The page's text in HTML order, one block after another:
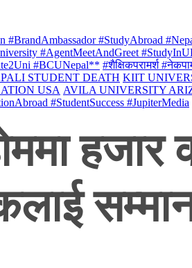
#BrandAmbassador #StudyAbroad
#AgentMeetAndGreet
#BCUNepal** #शैक्षिकपरामर्श
STUDENT DEATH KIIT
USA AVILA UNIVERSITY
#StudentSuccess #JupiterMedia
हजार